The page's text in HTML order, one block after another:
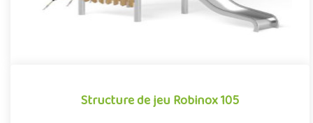
Structure de jeu Robinox 105